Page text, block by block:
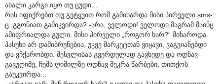
ახალი კარგი იყო თუ ცუდი...
რას იფიქრებთ თუ გეტყვით რომ გამიხარდა მისი პირველი sms-
ც. გგონიათ გამიკვირდა? -არა, ველოდი! ველოდი,მაგრამ მაინც
ამიფრიალდა გული. მისი პირველი „როგორ ხარ?“ მიხაროდა.
პასუხი არ დამიბრუნებია, უკვე მარკეტთან ვიყავი, ვაგვიანებდი
და ვჩქარობდი. შესვლისას გვერდულად გავხედე და ოდნავ
გავუღიმე, ჩემს ღიმილზე ოდნავ შეკრა წარბები, თითქოს
გაუკვირდა...